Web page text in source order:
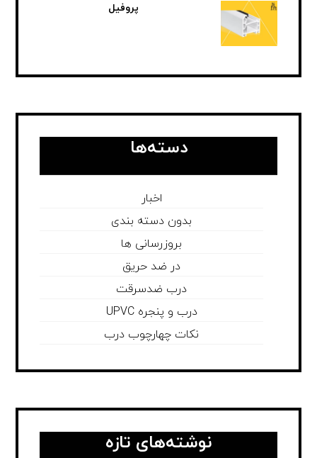
پروفیل
دسته‌ها
اخبار
بدون دسته بندی
بروزرسانی ها
در ضد حریق
درب ضدسرقت
درب و پنجره UPVC
نکات چهارچوب درب
نوشته‌های تازه